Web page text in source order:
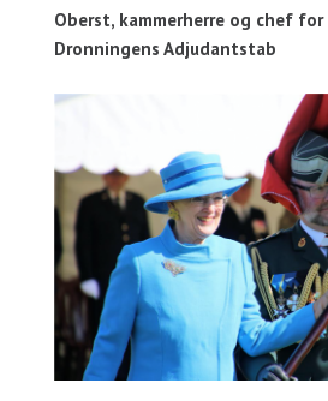
Oberst, kammerherre og chef
Dronningens Adjudantstab